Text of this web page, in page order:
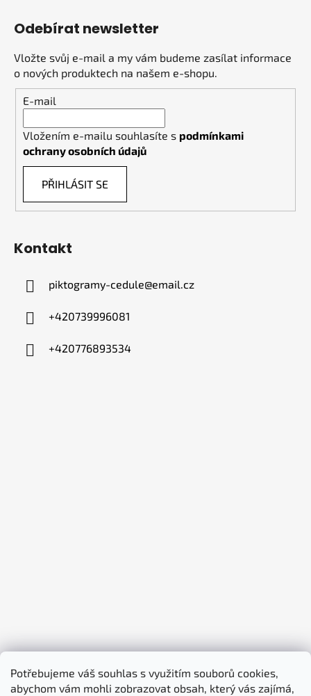
Potřebujeme váš souhlas s využitím souborů cookies,
abychom vám mohli zobrazovat obsah, který vás zajímá,
Odebírat newsletter
Vložte svůj e-mail a my vám budeme zasílat informace
o nových produktech na našem e-shopu.
E-mail
Vložením e-mailu souhlasíte s podmínkami
ochrany osobních údajů
PŘIHLÁSIT SE
Kontakt
piktogramy-cedule@email.cz
+420739996081
+420776893534